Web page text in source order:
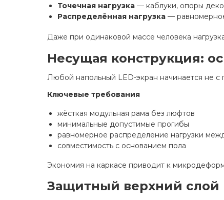
Точечная нагрузка — каблуки, опоры
Распределённая нагрузка —
Любой напольный LED-экран начинается не с
Даже при одинаковой массе человека
Ключевые требования
жёсткая модульная рама без люфтов
минимальные допустимые прогибы
равномерное распределение нагрузки
совместимость с основанием пола
Экономия на каркасе приводит к
Несущая конструкция:
Защитный верхний слой